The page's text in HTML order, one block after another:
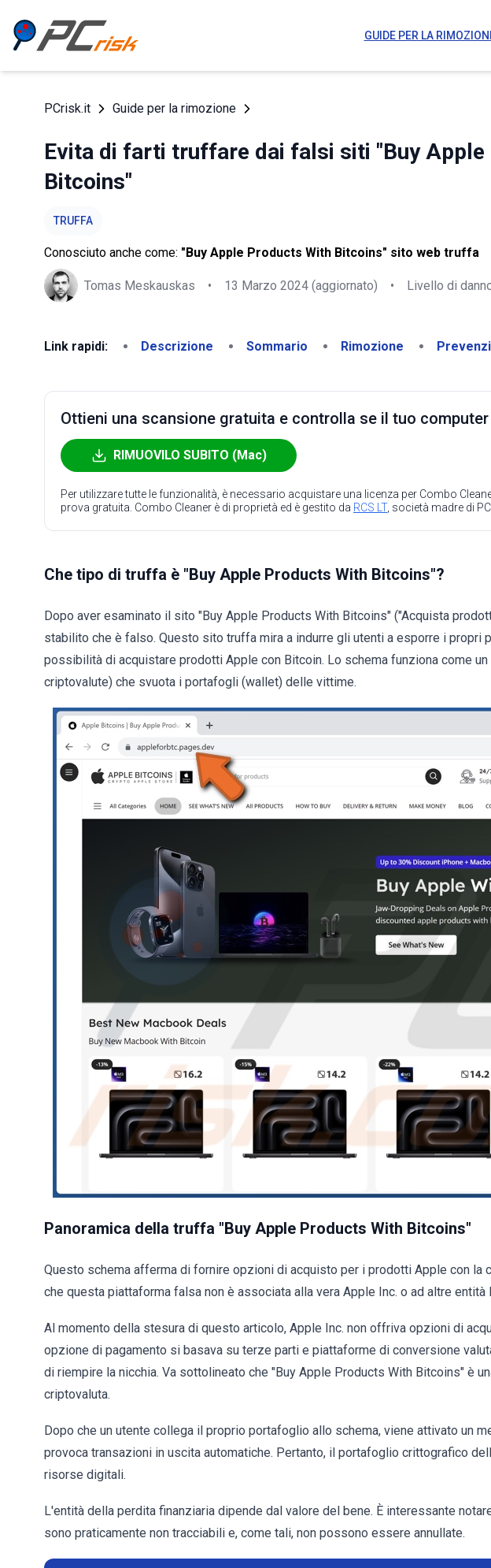
GUIDE PER LA
PCrisk.it Guide per la rimozione
Evita di farti truffare dai falsi siti "Buy Apple
Bitcoins"
TRUFFA
Conosciuto anche come: "Buy Apple Products With Bitcoins" sito web truffa
Tomas Meskauskas • 13 Marzo 2024 (aggiornato) • Livello di
Link rapidi: Descrizione Sommario Rimozione
Ottieni una scansione gratuita e controlla se il tuo
RIMUOVILO SUBITO (Mac)
Per utilizzare tutte le funzionalità, è necessario acquistare una licenza per Combo
prova gratuita. Combo Cleaner è di proprietà ed è gestito da RCS LT, società madre di
Che tipo di truffa è "Buy Apple Products With Bitcoins"?
Dopo aver esaminato il sito "Buy Apple Products With Bitcoins" ("Acquista
stabilito che è falso. Questo sito truffa mira a indurre gli utenti a esporre i propri
possibilità di acquistare prodotti Apple con Bitcoin. Lo schema funziona come
criptovalute) che svuota i portafogli (wallet) delle vittime.
Panoramica della truffa "Buy Apple Products With Bitcoins"
Questo schema afferma di fornire opzioni di acquisto per i prodotti Apple con la
che questa piattaforma falsa non è associata alla vera Apple Inc. o ad altre entità
Al momento della stesura di questo articolo, Apple Inc. non offriva opzioni di
opzione di pagamento si basava su terze parti e piattaforme di conversione
di riempire la nicchia. Va sottolineato che "Buy Apple Products With Bitcoins" è
criptovaluta.
Dopo che un utente collega il proprio portafoglio allo schema, viene attivato un
provoca transazioni in uscita automatiche. Pertanto, il portafoglio crittografico
risorse digitali.
L'entità della perdita finanziaria dipende dal valore del bene. È interessante
sono praticamente non tracciabili e, come tali, non possono essere annullate.